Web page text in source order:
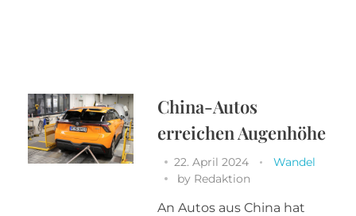
China-Autos
erreichen Augenhöhe
22. April 2024
Wandel
by Redaktion
An Autos aus China hat